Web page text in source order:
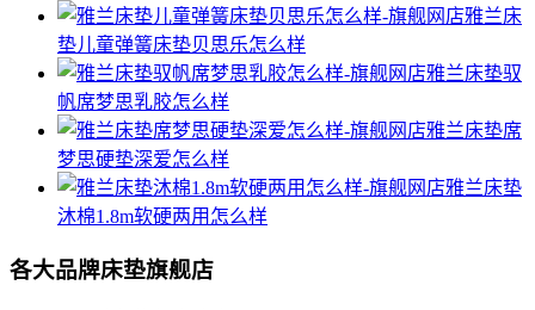
雅兰床
垫儿童弹簧床垫贝思乐怎么样
雅兰床垫驭
帆席梦思乳胶怎么样
雅兰床垫席
梦思硬垫深爱怎么样
雅兰床垫
沐棉1.8m软硬两用怎么样
各大品牌床垫旗舰店